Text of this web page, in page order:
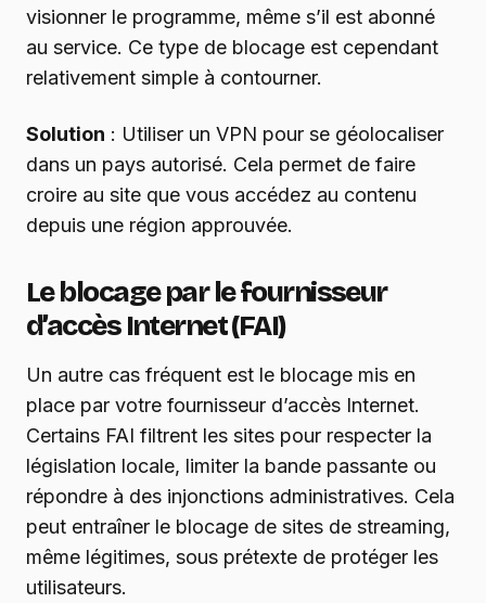
visionner le programme, même s’il est abonné
au service. Ce type de blocage est cependant
relativement simple à contourner.
Solution : Utiliser un VPN pour se géolocaliser
dans un pays autorisé. Cela permet de faire
croire au site que vous accédez au contenu
depuis une région approuvée.
Le blocage par le fournisseur
d’accès Internet (FAI)
Un autre cas fréquent est le blocage mis en
place par votre fournisseur d’accès Internet.
Certains FAI filtrent les sites pour respecter la
législation locale, limiter la bande passante ou
répondre à des injonctions administratives. Cela
peut entraîner le blocage de sites de streaming,
même légitimes, sous prétexte de protéger les
utilisateurs.